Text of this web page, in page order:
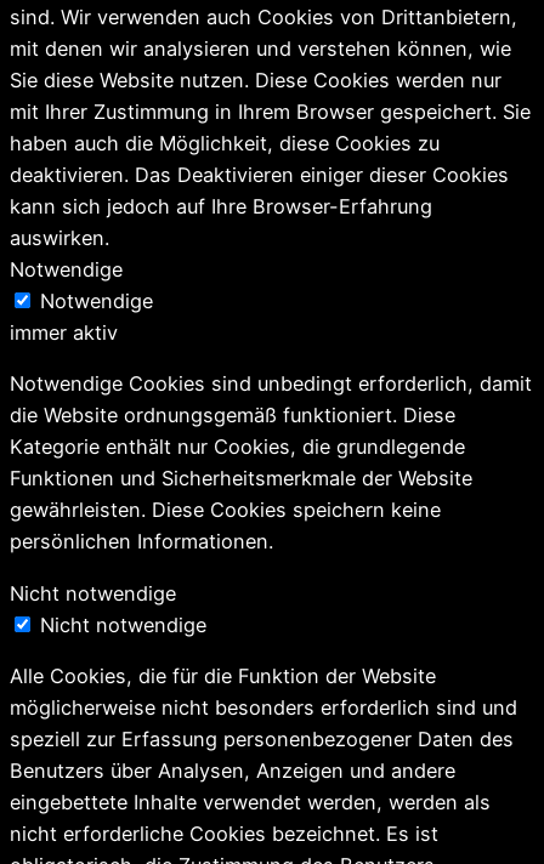
sind. Wir verwenden auch Cookies von Drittanbietern,
mit denen wir analysieren und verstehen können, wie
Sie diese Website nutzen. Diese Cookies werden nur
mit Ihrer Zustimmung in Ihrem Browser gespeichert. Sie
haben auch die Möglichkeit, diese Cookies zu
deaktivieren. Das Deaktivieren einiger dieser Cookies
kann sich jedoch auf Ihre Browser-Erfahrung
auswirken.
Notwendige
Notwendige
immer aktiv
Notwendige Cookies sind unbedingt erforderlich, damit
die Website ordnungsgemäß funktioniert. Diese
Kategorie enthält nur Cookies, die grundlegende
Funktionen und Sicherheitsmerkmale der Website
gewährleisten. Diese Cookies speichern keine
persönlichen Informationen.
Nicht notwendige
Nicht notwendige
Alle Cookies, die für die Funktion der Website
möglicherweise nicht besonders erforderlich sind und
speziell zur Erfassung personenbezogener Daten des
Benutzers über Analysen, Anzeigen und andere
eingebettete Inhalte verwendet werden, werden als
nicht erforderliche Cookies bezeichnet. Es ist